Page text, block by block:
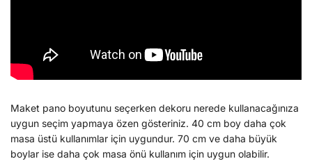
Maket pano boyutunu seçerken dekoru nerede kullanacağınıza
uygun seçim yapmaya özen gösteriniz. 40 cm boy daha çok
masa üstü kullanımlar için uygundur. 70 cm ve daha büyük
boylar ise daha çok masa önü kullanım için uygun olabilir.